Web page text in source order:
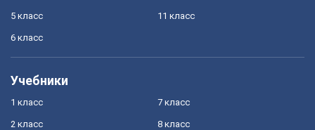
5 класс
6 класс
11 класс
Учебники
1 класс
2 класс
7 класс
8 класс